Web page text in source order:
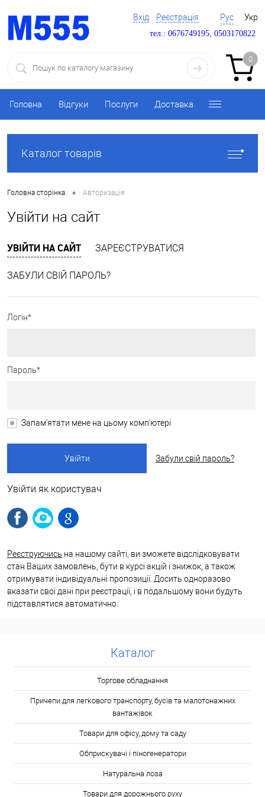
Вхід Реєстрація Рус Укр
тел.: 0676749195, 0503170822
0
Головна Відгуки Послуги Доставка
Каталог товарів
Головна сторінка • Авторизація
Увійти на сайт
УВІЙТИ НА САЙТ ЗАРЕЄСТРУВАТИСЯ
ЗАБУЛИ СВІЙ ПАРОЛЬ?
Логін*
Пароль*
Запам'ятати мене на цьому комп'ютері
Забули свій пароль?
Увійти як користувач
Реєструючись на нашому сайті, ви зможете відслідковувати
стан Ваших замовлень, бути в курсі акцій і знижок, а також
отримувати індивідуальні пропозиції. Досить одноразово
вказати свої дані при реєстрації, і в подальшому вони будуть
підставлятися автоматично.
Каталог
Торгове обладнання
Причепи для легкового транспорту, бусів та малотонажних
вантажівок
Товари для офісу, дому та саду
Обприскувачі і піногенератори
Натуральна лоза
Товари для дорожнього руху